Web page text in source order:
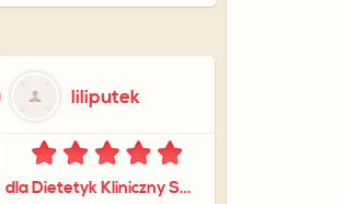
liliputek
dla Dietetyk Kliniczny Sylwia Orłowska